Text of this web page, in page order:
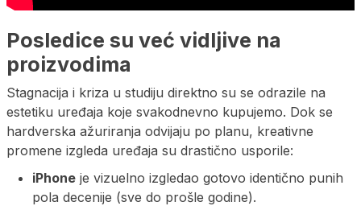
Posledice su već vidljive na
proizvodima
Stagnacija i kriza u studiju direktno su se odrazile na
estetiku uređaja koje svakodnevno kupujemo. Dok se
hardverska ažuriranja odvijaju po planu, kreativne
promene izgleda uređaja su drastično usporile:
iPhone je vizuelno izgledao gotovo identično punih
pola decenije (sve do prošle godine).